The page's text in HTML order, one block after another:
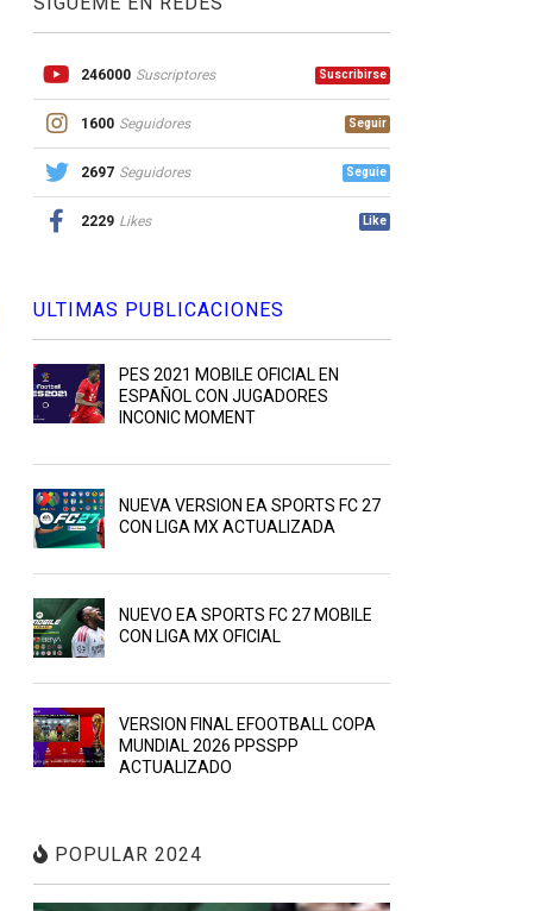
246000 Suscriptores Suscribirse
1600 Seguidores Seguir
2697 Seguidores Seguie
2229 Likes Like
ULTIMAS PUBLICACIONES
PES 2021 MOBILE OFICIAL EN
ESPAÑOL CON JUGADORES
INCONIC MOMENT
NUEVA VERSION EA SPORTS FC 27
CON LIGA MX ACTUALIZADA
NUEVO EA SPORTS FC 27 MOBILE
CON LIGA MX OFICIAL
VERSION FINAL EFOOTBALL COPA
MUNDIAL 2026 PPSSPP
ACTUALIZADO
POPULAR 2024